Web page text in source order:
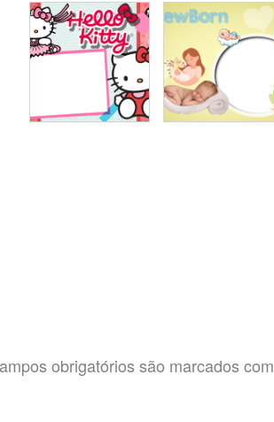
obrigatórios são marcados com